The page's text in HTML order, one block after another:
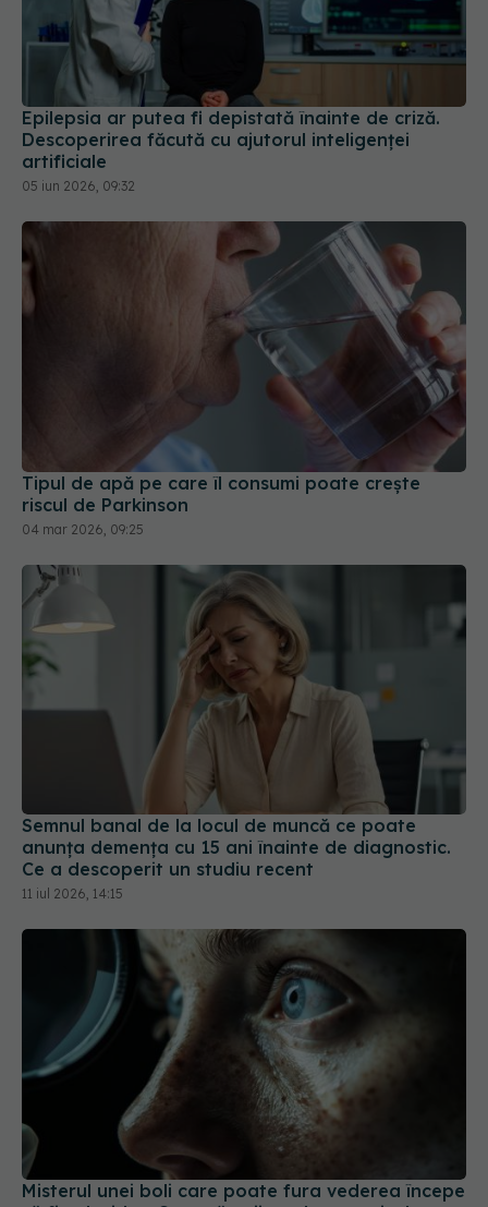
Epilepsia ar putea fi depistată înainte de criză.
Descoperirea făcută cu ajutorul inteligenței
artificiale
05 iun 2026, 09:32
Tipul de apă pe care îl consumi poate crește
Semnul banal de la locul de muncă ce poate
anunța demența cu 15 ani înainte de diagnostic.
Ce a descoperit un studiu recent
Misterul unei boli care poate fura vederea începe
să fie elucidat. Cercetătorii au descoperit de ce
un simplu stent în creier poate salva pacienții
23 iul 2026, 22:00